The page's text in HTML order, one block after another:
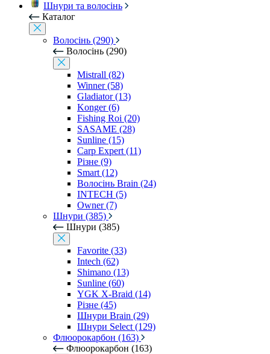
Шнури та волосінь
Каталог
Волосінь (290)
Волосінь (290)
Mistrall (82)
Winner (58)
Gladiator (13)
Konger (6)
Fishing Roi (20)
SASAME (28)
Sunline (15)
Carp Expert (11)
Різне (9)
Smart (12)
Волосінь Brain (24)
INTECH (5)
Owner (7)
Шнури (385)
Шнури (385)
Favorite (33)
Intech (62)
Shimano (13)
Sunline (60)
YGK X-Braid (14)
Різне (45)
Шнури Brain (29)
Шнури Select (129)
Флюорокарбон (163)
Флюорокарбон (163)